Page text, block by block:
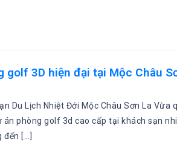
golf 3D hiện đại tại Mộc Châu
Du Lịch Nhiệt Đới Mộc Châu Sơn La Vừa
phòng golf 3d cao cấp tại khách sạn
[…]